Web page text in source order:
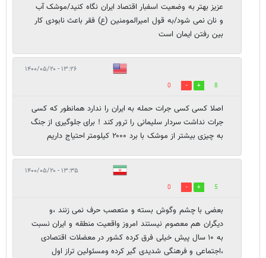
عزیز بهتر به وضعیت اسفبار اقتصاد ایران نگاه کنید/موشک آب
و نان نمی شود/به قول امیرالمومنین (ع) فقر باعث نابودی کار
بین رفتن ایمان است
۱۳:۲۶ - ۱۴۰۰/۰۵/۲۰
8
0
اصلا کسی کسی جرات حمله به ایران را ندارد همانطور که کسی
جرات نداشت سردار سلیمانی را ترور کند ! برای جلوگیری از جنگ
به چیزی بیشتر از موشک با برد ۲۰۰۰ کیلومتر احتیاج داریم
۱۳:۳۵ - ۱۴۰۰/۰۵/۲۰
5
0
بعضی با چشم وگوش بسته و متعصب حرف نمی زنند ،و
دیگران هم معصوم نیستند امروز واقعیت منطقه و ایران نسبت
به ۱۰ سال پیش خیلی فرق کرده کشور در معضلات اقتصادی
،اجتماعی و فرهنگی شدیدی گیر کرده ومسئولین تراز اول